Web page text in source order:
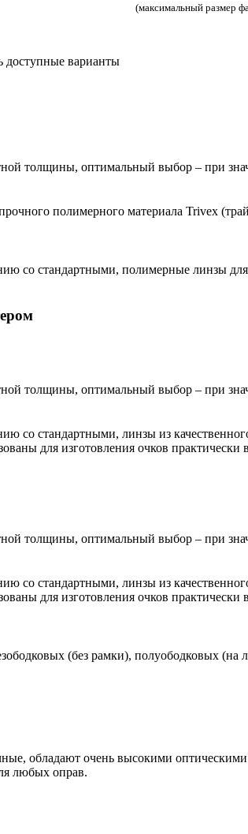
(максимальный размер
доступные варианты
толщины, оптимальный выбор – при
полимерного материала Trivex
со стандартными, полимерные линзы
толщины, оптимальный выбор – при
со стандартными, линзы из
для изготовления очков
толщины, оптимальный выбор – при
со стандартными, линзы из
для изготовления очков
(без рамки), полуободковых (на
обладают очень высокими
любых оправ.